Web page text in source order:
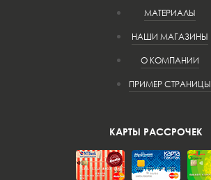
МАТЕРИАЛЫ
НАШИ МАГАЗИНЫ
О КОМПАНИИ
ПРИМЕР СТРАНИЦЫ
КАРТЫ РАССРОЧЕК